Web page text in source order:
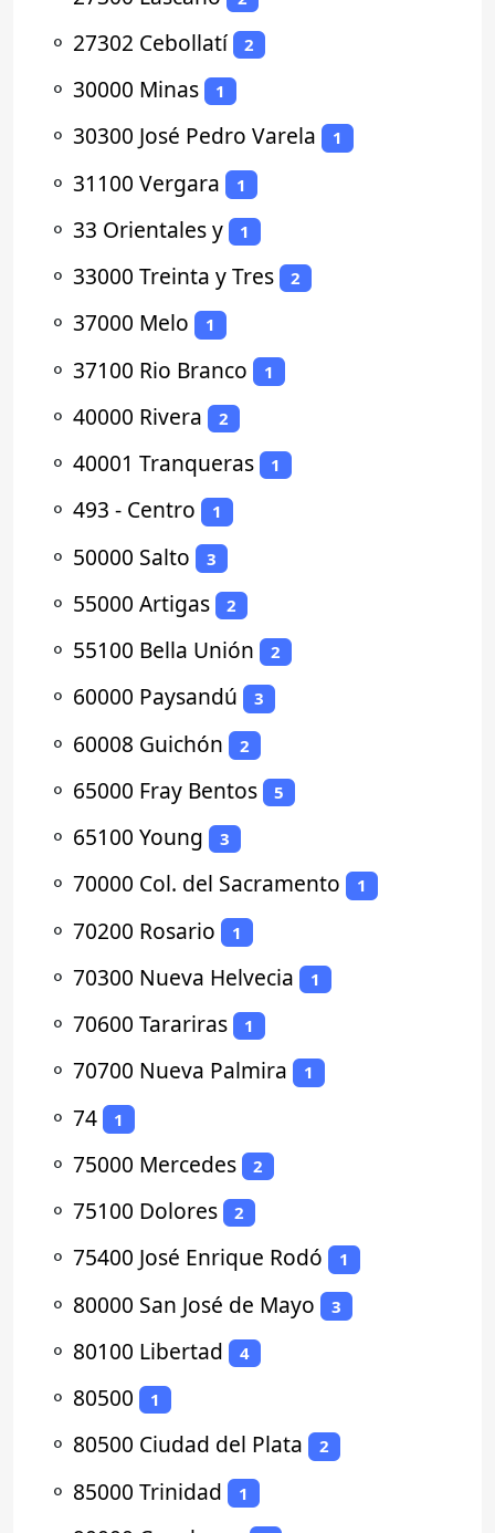
⚬ 27302 Cebollatí 2
⚬ 30000 Minas 1
⚬ 30300 José Pedro Varela 1
⚬ 31100 Vergara 1
⚬ 33 Orientales y 1
⚬ 33000 Treinta y Tres 2
⚬ 37000 Melo 1
⚬ 37100 Rio Branco 1
⚬ 40000 Rivera 2
⚬ 40001 Tranqueras 1
⚬ 493 - Centro 1
⚬ 50000 Salto 3
⚬ 55000 Artigas 2
⚬ 55100 Bella Unión 2
⚬ 60000 Paysandú 3
⚬ 60008 Guichón 2
⚬ 65000 Fray Bentos 5
⚬ 65100 Young 3
⚬ 70000 Col. del Sacramento 1
⚬ 70200 Rosario 1
⚬ 70300 Nueva Helvecia 1
⚬ 70600 Tarariras 1
⚬ 70700 Nueva Palmira 1
⚬ 74 1
⚬ 75000 Mercedes 2
⚬ 75100 Dolores 2
⚬ 75400 José Enrique Rodó 1
⚬ 80000 San José de Mayo 3
⚬ 80100 Libertad 4
⚬ 80500 1
⚬ 80500 Ciudad del Plata 2
⚬ 85000 Trinidad 1